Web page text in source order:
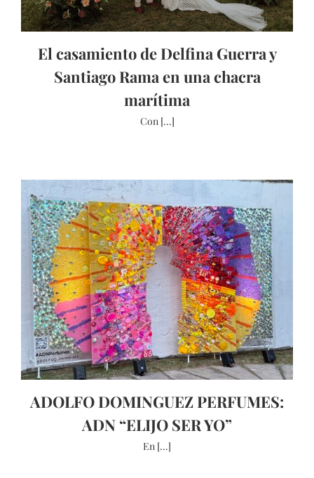
El casamiento de Delfina Guerra y
Santiago Rama en una chacra
marítima
Con [...]
ADOLFO DOMINGUEZ PERFUMES:
ADN “ELIJO SER YO”
En [...]